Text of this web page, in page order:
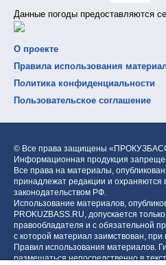
Данные погоды предоставляются
О проекте
Правила использования
Политика конфиденциальности
Пользовательское соглашение
© Все права защищены
Информационная продукция
Все права на материалы,
принадлежат редакции и охраняются
законодательством РФ.
Использование материалов,
PROKUZBASS.RU, допускается
правообладателя и с обязательной
с которой материал заимствован,
Правил использования материалов.
размещаться непосредственно в